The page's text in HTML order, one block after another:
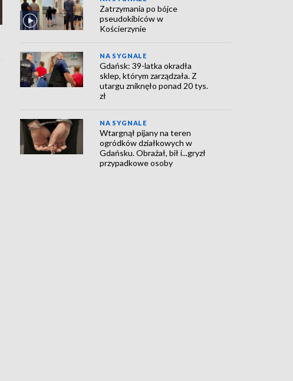
Zatrzymania po bójce
pseudokibiców w
Kościerzynie
NA SYGNALE
Gdańsk: 39-latka okradła
sklep, którym zarządzała. Z
utargu zniknęło ponad 20 tys.
zł
NA SYGNALE
Wtargnął pijany na teren
ogródków działkowych w
Gdańsku. Obrażał, bił i...gryzł
przypadkowe osoby